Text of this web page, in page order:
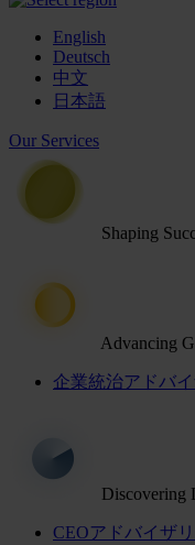
English
Deutsch
中文
日本語
Our Services
Shaping
Advancing
企業統治アドバ
Discovering
CEOアドバイザ